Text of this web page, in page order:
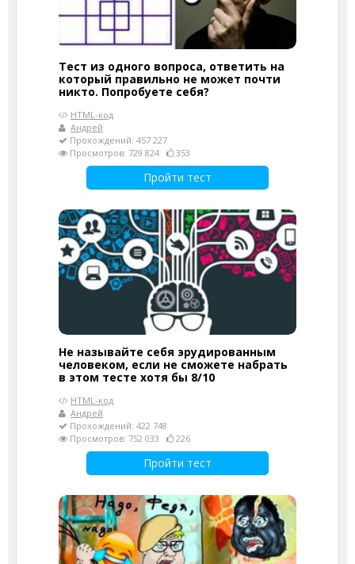
Тест из одного вопроса, ответить на
который правильно не может почти
никто. Попробуете себя?
HTML-код
Андрей
Прохождений: 457 227
Просмотров: 729 824
353
Пройти тест
Не называйте себя эрудированным
человеком, если не сможете набрать
в этом тесте хотя бы 8/10
HTML-код
Андрей
Прохождений: 422 748
Просмотров: 752 033
226
Пройти тест